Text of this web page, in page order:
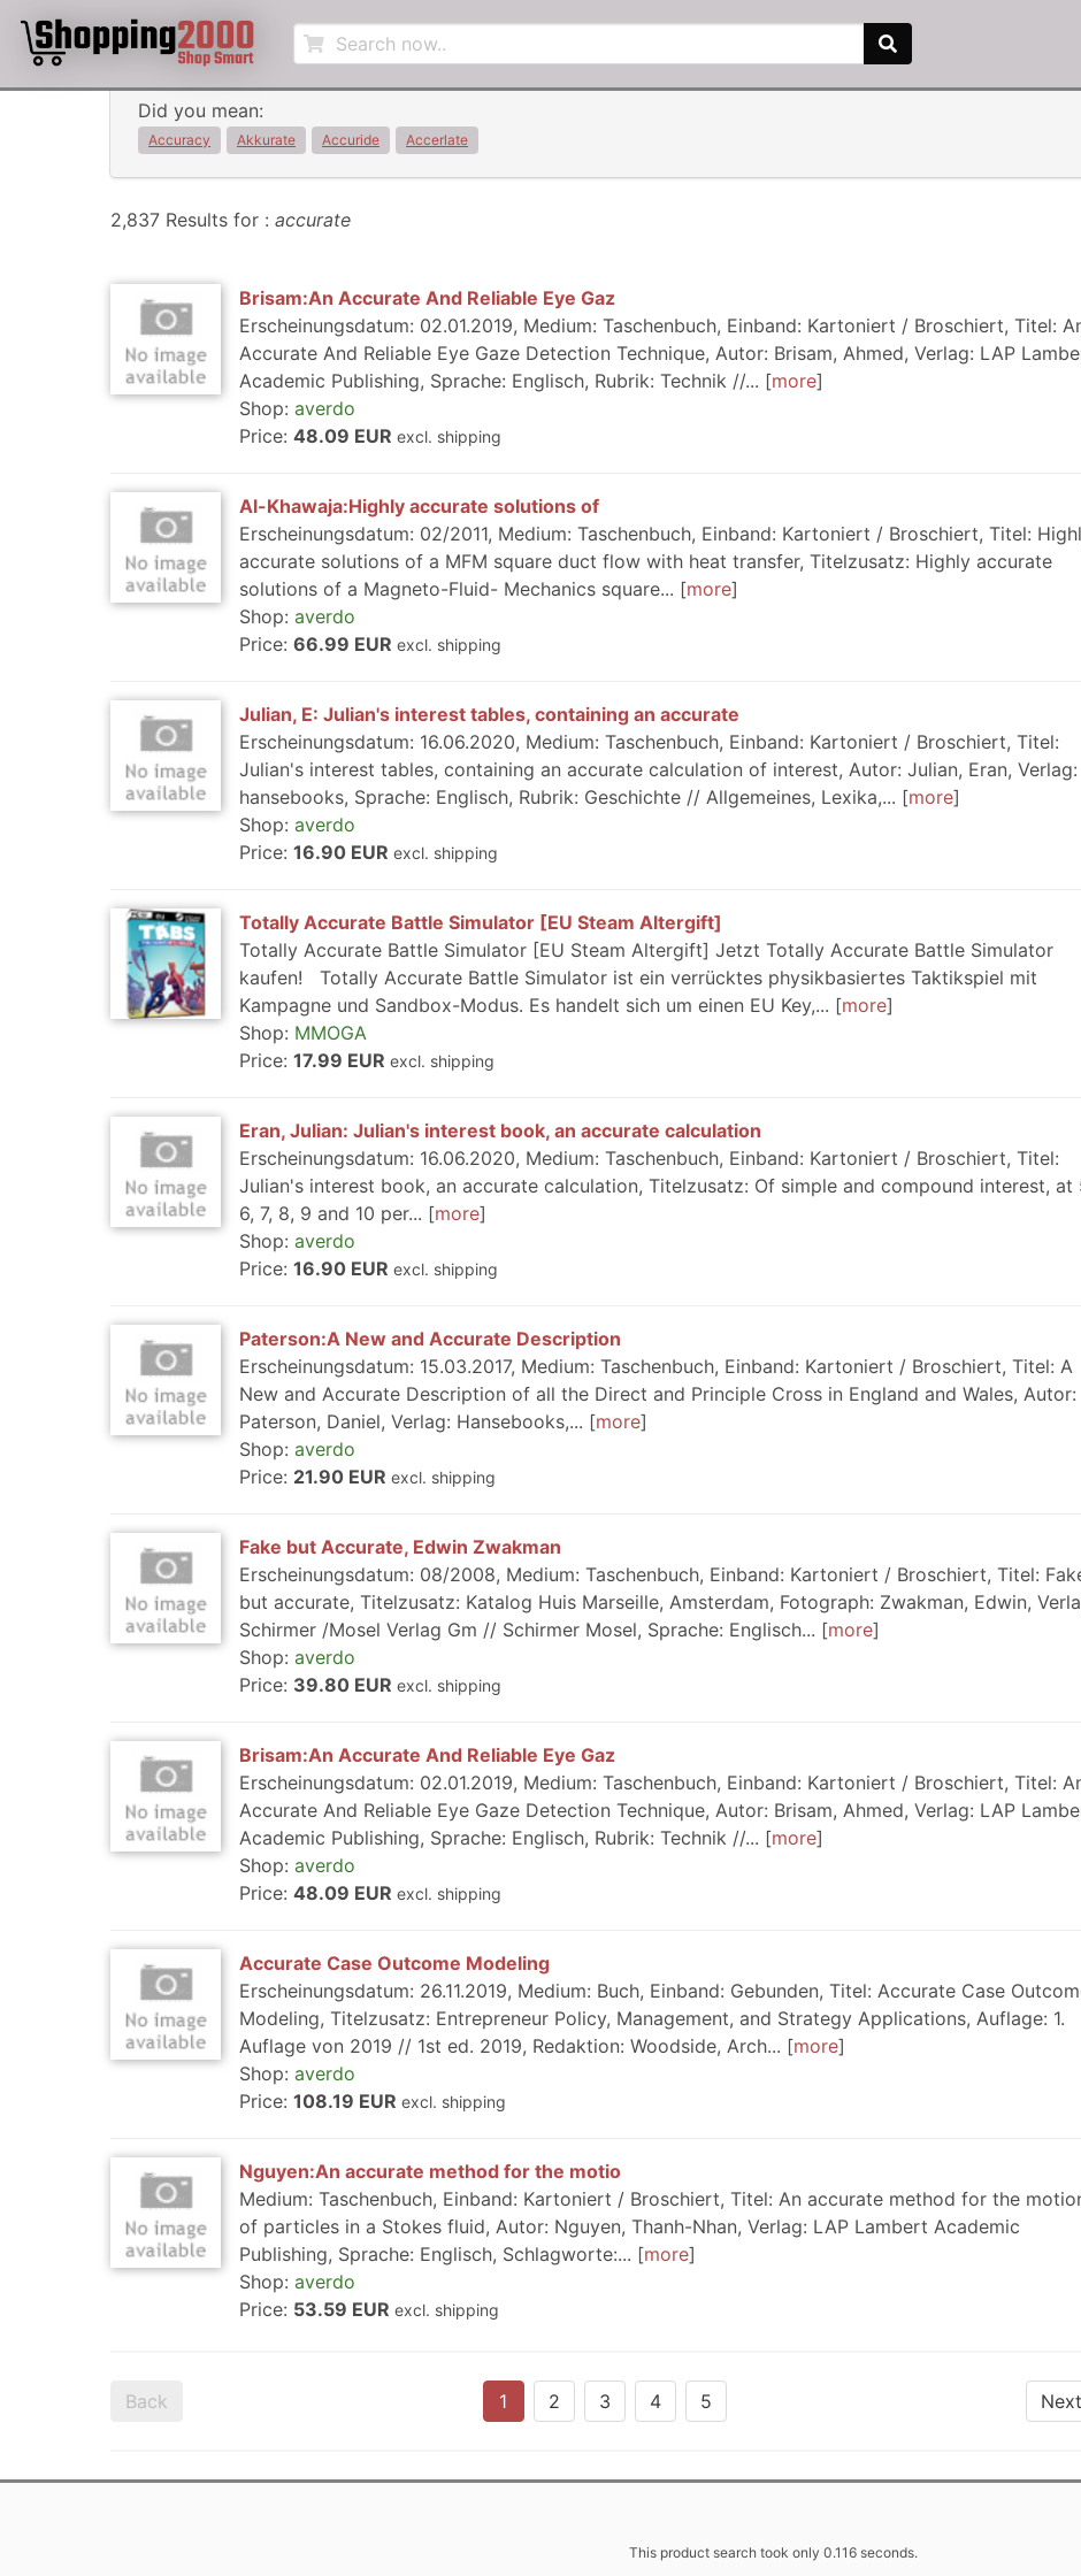
Did you mean:
Accuracy Akkurate Accuride Accerlate
2,837 Results for : accurate
Brisam:An Accurate And Reliable Eye Gaz
Erscheinungsdatum: 02.01.2019, Medium: Taschenbuch, Einband: Kartoniert / Broschiert, Titel:
Accurate And Reliable Eye Gaze Detection Technique, Autor: Brisam, Ahmed, Verlag: LAP
Academic Publishing, Sprache: Englisch, Rubrik: Technik //...
more
Shop: averdo
Price: 48.09 EUR excl. shipping
Al-Khawaja:Highly accurate solutions of
Erscheinungsdatum: 02/2011, Medium: Taschenbuch, Einband: Kartoniert / Broschiert, Titel:
accurate solutions of a MFM square duct flow with heat transfer, Titelzusatz: Highly accurate
solutions of a Magneto-Fluid- Mechanics square...
more
Shop: averdo
Price: 66.99 EUR excl. shipping
Julian, E: Julian's interest tables, containing an accurate
Erscheinungsdatum: 16.06.2020, Medium: Taschenbuch, Einband: Kartoniert / Broschiert, Titel:
Julian's interest tables, containing an accurate calculation of interest, Autor: Julian, Eran, Verlag:
hansebooks, Sprache: Englisch, Rubrik: Geschichte // Allgemeines, Lexika,...
more
Shop: averdo
Price: 16.90 EUR excl. shipping
Totally Accurate Battle Simulator [EU Steam Altergift]
Totally Accurate Battle Simulator [EU Steam Altergift] Jetzt Totally Accurate Battle Simulator
kaufen! Totally Accurate Battle Simulator ist ein verrücktes physikbasiertes Taktikspiel mit
Kampagne und Sandbox-Modus. Es handelt sich um einen EU Key,...
more
Shop: MMOGA
Price: 17.99 EUR excl. shipping
Eran, Julian: Julian's interest book, an accurate calculation
Erscheinungsdatum: 16.06.2020, Medium: Taschenbuch, Einband: Kartoniert / Broschiert, Titel:
Julian's interest book, an accurate calculation, Titelzusatz: Of simple and compound interest, at
6, 7, 8, 9 and 10 per...
more
Shop: averdo
Price: 16.90 EUR excl. shipping
Paterson:A New and Accurate Description
Erscheinungsdatum: 15.03.2017, Medium: Taschenbuch, Einband: Kartoniert / Broschiert, Titel: A
New and Accurate Description of all the Direct and Principle Cross in England and Wales, Autor:
Paterson, Daniel, Verlag: Hansebooks,...
more
Shop: averdo
Price: 21.90 EUR excl. shipping
Fake but Accurate, Edwin Zwakman
Erscheinungsdatum: 08/2008, Medium: Taschenbuch, Einband: Kartoniert / Broschiert, Titel:
but accurate, Titelzusatz: Katalog Huis Marseille, Amsterdam, Fotograph: Zwakman, Edwin,
Schirmer /Mosel Verlag Gm // Schirmer Mosel, Sprache: Englisch...
more
Shop: averdo
Price: 39.80 EUR excl. shipping
Brisam:An Accurate And Reliable Eye Gaz
Erscheinungsdatum: 02.01.2019, Medium: Taschenbuch, Einband: Kartoniert / Broschiert, Titel:
Accurate And Reliable Eye Gaze Detection Technique, Autor: Brisam, Ahmed, Verlag: LAP
Academic Publishing, Sprache: Englisch, Rubrik: Technik //...
more
Shop: averdo
Price: 48.09 EUR excl. shipping
Accurate Case Outcome Modeling
Erscheinungsdatum: 26.11.2019, Medium: Buch, Einband: Gebunden, Titel: Accurate Case
Modeling, Titelzusatz: Entrepreneur Policy, Management, and Strategy Applications, Auflage: 1.
Auflage von 2019 // 1st ed. 2019, Redaktion: Woodside, Arch...
more
Shop: averdo
Price: 108.19 EUR excl. shipping
Nguyen:An accurate method for the motio
Medium: Taschenbuch, Einband: Kartoniert / Broschiert, Titel: An accurate method for the
of particles in a Stokes fluid, Autor: Nguyen, Thanh-Nhan, Verlag: LAP Lambert Academic
Publishing, Sprache: Englisch, Schlagworte:...
more
Shop: averdo
Price: 53.59 EUR excl. shipping
Back Next
1 2 3 4 5
This product search took only 0.116 seconds.